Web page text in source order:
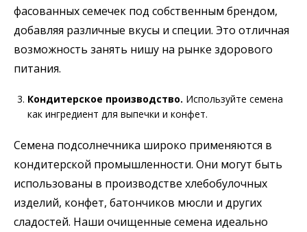
фасованных семечек под собственным брендом,
добавляя различные вкусы и специи. Это отличная
возможность занять нишу на рынке здорового
питания.
Кондитерское производство. Используйте семена
как ингредиент для выпечки и конфет.
Семена подсолнечника широко применяются в
кондитерской промышленности. Они могут быть
использованы в производстве хлебобулочных
изделий, конфет, батончиков мюсли и других
сладостей. Наши очищенные семена идеально